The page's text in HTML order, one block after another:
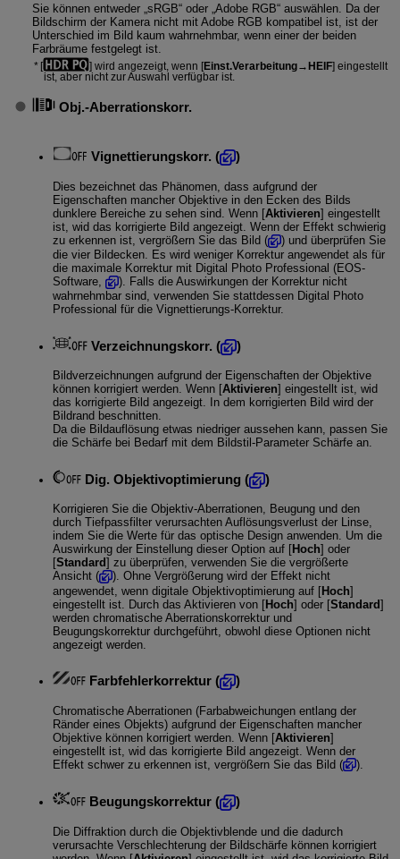
Sie können entweder „sRGB“ oder „Adobe RGB“ auswählen. Da der
Bildschirm der Kamera nicht mit Adobe RGB kompatibel ist, ist der
Unterschied im Bild kaum wahrnehmbar, wenn einer der beiden
Farbräume festgelegt ist.
[ ] wird angezeigt, wenn [Einst.Verarbeitung→HEIF] eingestellt
ist, aber nicht zur Auswahl verfügbar ist.
Obj.-Aberrationskorr.
Vignettierungskorr. ( )
Dies bezeichnet das Phänomen, dass aufgrund der
Eigenschaften mancher Objektive in den Ecken des Bilds
dunklere Bereiche zu sehen sind. Wenn [Aktivieren] eingestellt
ist, wid das korrigierte Bild angezeigt. Wenn der Effekt schwierig
zu erkennen ist, vergrößern Sie das Bild (
) und überprüfen Sie
die vier Bildecken. Es wird weniger Korrektur angewendet als für
die maximale Korrektur mit Digital Photo Professional (EOS-
Software,
). Falls die Auswirkungen der Korrektur nicht
wahrnehmbar sind, verwenden Sie stattdessen Digital Photo
Professional für die Vignettierungs-Korrektur.
Verzeichnungskorr. ( )
Bildverzeichnungen aufgrund der Eigenschaften der Objektive
können korrigiert werden. Wenn [Aktivieren] eingestellt ist, wid
das korrigierte Bild angezeigt. In dem korrigierten Bild wird der
Bildrand beschnitten.
Da die Bildauflösung etwas niedriger aussehen kann, passen Sie
die Schärfe bei Bedarf mit dem Bildstil-Parameter Schärfe an.
Dig. Objektivoptimierung ( )
Korrigieren Sie die Objektiv-Aberrationen, Beugung und den
durch Tiefpassfilter verursachten Auflösungsverlust der Linse,
indem Sie die Werte für das optische Design anwenden. Um die
Auswirkung der Einstellung dieser Option auf [Hoch] oder
[Standard] zu überprüfen, verwenden Sie die vergrößerte
Ansicht (
). Ohne Vergrößerung wird der Effekt nicht
angewendet, wenn digitale Objektivoptimierung auf [Hoch]
eingestellt ist. Durch das Aktivieren von [Hoch] oder [Standard]
werden chromatische Aberrationskorrektur und
Beugungskorrektur durchgeführt, obwohl diese Optionen nicht
angezeigt werden.
Farbfehlerkorrektur( )
Chromatische Aberrationen (Farbabweichungen entlang der
Ränder eines Objekts) aufgrund der Eigenschaften mancher
Objektive können korrigiert werden. Wenn [Aktivieren]
eingestellt ist, wid das korrigierte Bild angezeigt. Wenn der
Effekt schwer zu erkennen ist, vergrößern Sie das Bild (
).
Beugungskorrektur( )
Die Diffraktion durch die Objektivblende und die dadurch
verursachte Verschlechterung der Bildschärfe können korrigiert